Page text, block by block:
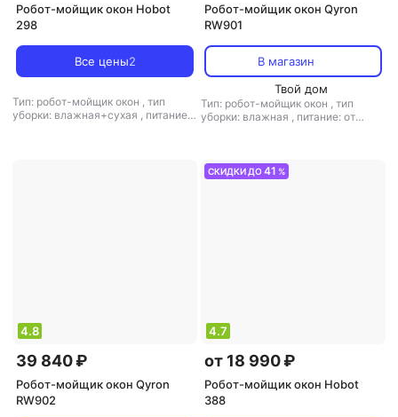
Робот-мойщик окон Hobot
298
Все цены2
Тип: робот-мойщик окон , тип
уборки: влажная+сухая , питание:
Робот-мойщик окон Qyron
RW901
В магазин
Твой дом
Тип: робот-мойщик окон , тип
уборки: влажная , питание: от
4.8
39 840 ₽
Робот-мойщик окон Qyron
RW902
СКИДКИ ДО41 %
4.7
от 18 990 ₽
Робот-мойщик окон Hobot
388